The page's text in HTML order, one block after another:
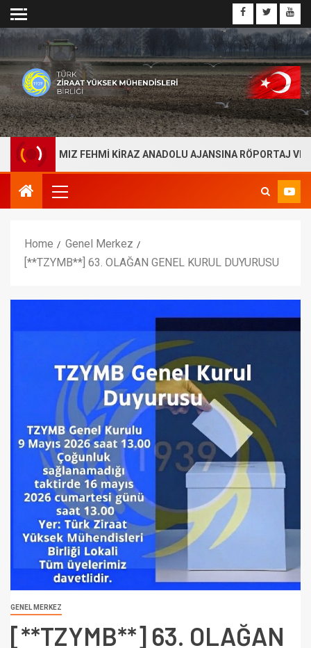
FEHMİ KİRAZ ANADOLU AJANSINA RÖPORTAJ VERDİ
Home
Genel Merkez
[**TZYMB**] 63. OLAĞAN GENEL KURUL DUYURUSU
GENEL MERKEZ
[**TZYMB**] 63. OLAĞAN